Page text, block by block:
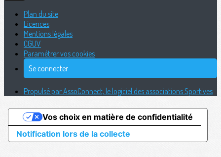
Plan du site
Licences
Mentions légales
CGUV
Paramétrer vos cookies
Se connecter
Propulsé par AssoConnect, le logiciel des associations Sportives
Notification lors de la collecte
Vos choix en matière de confidentialité